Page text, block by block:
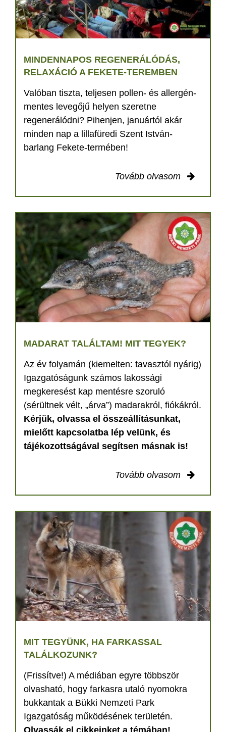
MINDENNAPOS REGENERÁLÓDÁS,
RELAXÁCIÓ A FEKETE-TEREMBEN
Valóban tiszta, teljesen pollen- és allergén-
mentes levegőjű helyen szeretne
regenerálódni? Pihenjen, januártól akár
minden nap a lillafüredi Szent István-
barlang Fekete-termében!
Tovább olvasom
MADARAT TALÁLTAM! MIT TEGYEK?
Az év folyamán (kiemelten: tavasztól nyárig)
Igazgatóságunk számos lakossági
megkeresést kap mentésre szoruló
(sérültnek vélt, „árva”) madarakról, fiókákról.
Kérjük, olvassa el összeállításunkat,
mielőtt kapcsolatba lép velünk, és
tájékozottságával segítsen másnak is!
Tovább olvasom
MIT TEGYÜNK, HA FARKASSAL
TALÁLKOZUNK?
(Frissítve!) A médiában egyre többször
olvasható, hogy farkasra utaló nyomokra
bukkantak a Bükki Nemzeti Park
Igazgatóság működésének területén.